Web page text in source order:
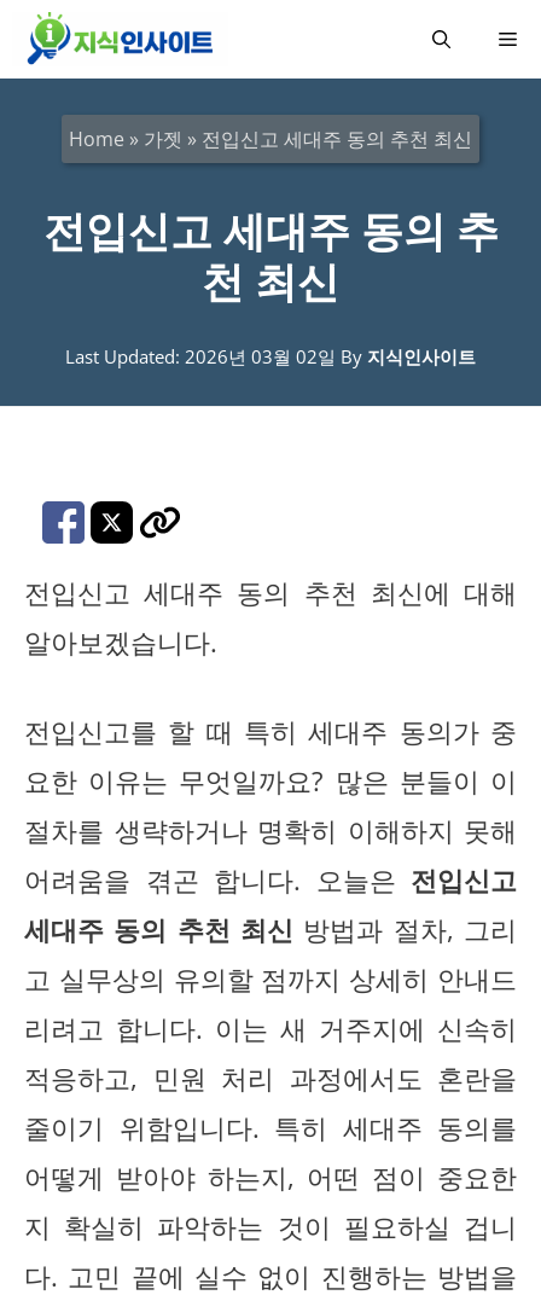
메
Home » 가젯 » 전입신고 세대주 동의 추천 최신
전입신고 세대주 동의 추
천 최신
Last Updated: 2026년 03월 02일 By 지식인사이트
전입신고 세대주 동의 추천 최신에 대해
알아보겠습니다.
전입신고를 할 때 특히 세대주 동의가 중
요한 이유는 무엇일까요? 많은 분들이 이
절차를 생략하거나 명확히 이해하지 못해
어려움을 겪곤 합니다. 오늘은 전입신고
세대주 동의 추천 최신 방법과 절차, 그리
고 실무상의 유의할 점까지 상세히 안내드
리려고 합니다. 이는 새 거주지에 신속히
적응하고, 민원 처리 과정에서도 혼란을
줄이기 위함입니다. 특히 세대주 동의를
어떻게 받아야 하는지, 어떤 점이 중요한
지 확실히 파악하는 것이 필요하실 겁니
다. 고민 끝에 실수 없이 진행하는 방법을